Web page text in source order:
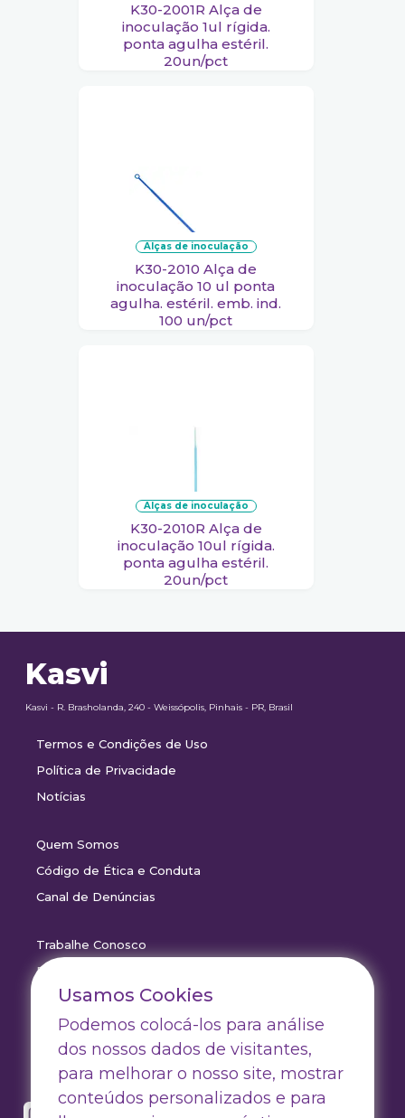
K30-2001R Alça de
inoculação 1ul rígida.
ponta agulha estéril.
20un/pct
alças de inoculação
K30-2010 Alça de
inoculação 10 ul ponta
agulha. estéril. emb. ind.
100 un/pct
alças de inoculação
K30-2010R Alça de
inoculação 10ul rígida.
ponta agulha estéril.
20un/pct
Kasvi
Kasvi - R. Brasholanda, 240 - Weissópolis, Pinhais - PR, Brasil
Termos e Condições de Uso
Política de Privacidade
Notícias
Quem Somos
Código de Ética e Conduta
Canal de Denúncias
Trabalhe Conosco
Drive Certificados
Drive Outlet
Drive Marketing
Usamos Cookies
Podemos colocá-los para análise
dos nossos dados de visitantes,
para melhorar o nosso site, mostrar
conteúdos personalizados e para